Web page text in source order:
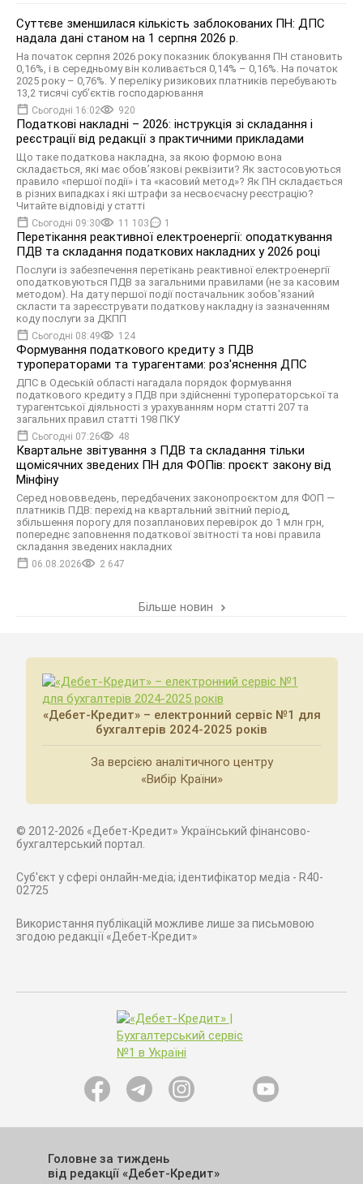
Суттєве зменшилася кількість заблокованих ПН: ДПС
надала дані станом на 1 серпня 2026 р.
На початок серпня 2026 року показник блокування ПН становить
0,16%, і в середньому він коливається 0,14% – 0,16%. На початок
2025 року – 0,76%. У переліку ризикових платників перебувають
13,2 тисячі суб’єктів господарювання
Сьогодні 16:02 920
Податкові накладні – 2026: інструкція зі складання і
реєстрації від редакції з практичними прикладами
Що таке податкова накладна, за якою формою вона
складається, які має обов’язкові реквізити? Як застосовуються
правило «першої події» і та «касовий метод»? Як ПН складається
в різних випадках і які штрафи за несвоєчасну реєстрацію?
Читайте відповіді у статті
Сьогодні 09:30 11 103 1
Перетікання реактивної електроенергії: оподаткування
ПДВ та складання податкових накладних у 2026 році
Послуги із забезпечення перетікань реактивної електроенергії
оподатковуються ПДВ за загальними правилами (не за касовим
методом). На дату першої події постачальник зобов'язаний
скласти та зареєструвати податкову накладну із зазначенням
коду послуги за ДКПП
Сьогодні 08:49 124
Формування податкового кредиту з ПДВ
туроператорами та турагентами: роз'яснення ДПС
ДПС в Одеській області нагадала порядок формування
податкового кредиту з ПДВ при здійсненні туроператорської та
турагентської діяльності з урахуванням норм статті 207 та
загальних правил статті 198 ПКУ
Сьогодні 07:26 48
Квартальне звітування з ПДВ та складання тільки
щомісячних зведених ПН для ФОПів: проєкт закону від
Мінфіну
Серед нововведень, передбачених законопроєктом для ФОП —
платників ПДВ: перехід на квартальний звітний період,
збільшення порогу для позапланових перевірок до 1 млн грн,
попереднє заповнення податкової звітності та нові правила
складання зведених накладних
06.08.2026 2 647
Більше новин
«Дебет-Кредит» – електронний сервіс №1 для
бухгалтерів 2024-2025 років
За версією аналітичного центру
«Вибір Країни»
© 2012-2026 «Дебет-Кредит» Український фінансово-
бухгалтерський портал.
Суб'єкт у сфері онлайн-медіа; ідентифікатор медіа - R40-
02725
Використання публікацій можливе лише за письмовою
згодою редакції «Дебет-Кредит»
Головне за тиждень
від редакції «Дебет-Кредит»